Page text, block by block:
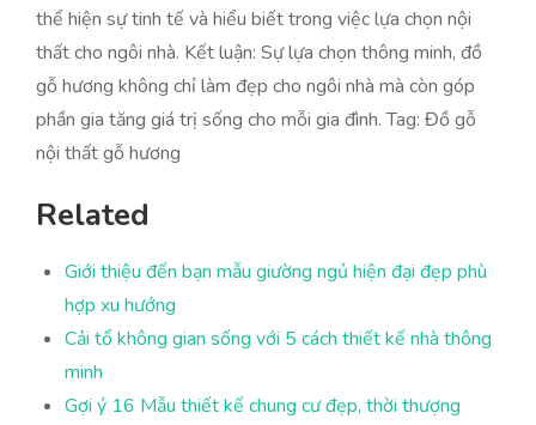
thể hiện sự tinh tế và hiểu biết trong việc lựa chọn nội
thất cho ngôi nhà. Kết luận: Sự lựa chọn thông minh, đồ
gỗ hương không chỉ làm đẹp cho ngôi nhà mà còn góp
phần gia tăng giá trị sống cho mỗi gia đình. Tag: Đồ gỗ
nội thất gỗ hương
Related
Giới thiệu đến bạn mẫu giường ngủ hiện đại đẹp phù
hợp xu hướng
Cải tổ không gian sống với 5 cách thiết kế nhà thông
minh
Gợi ý 16 Mẫu thiết kế chung cư đẹp, thời thượng